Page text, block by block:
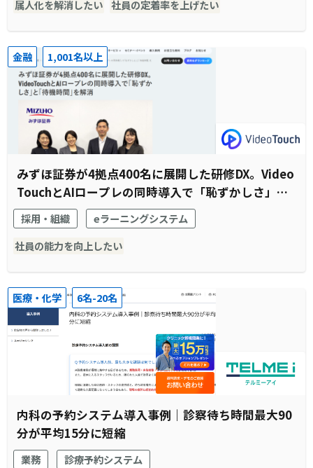
属人化を解消したい 社員の定着率を上げたい
金融 1,001名以上
みずほ証券が4拠点400名に展開した研修DX。Video
TouchとAIロープレの同時導入で「恥ずかしさ」と
「待機時間」を解消
採用・組織
eラーニングシステム
社員の能力を向上したい
医療・化学 6名-20名
内科の予約システム導入事例｜診察待ち時間最大90
分が平均15分に短縮
業務
診療予約システム